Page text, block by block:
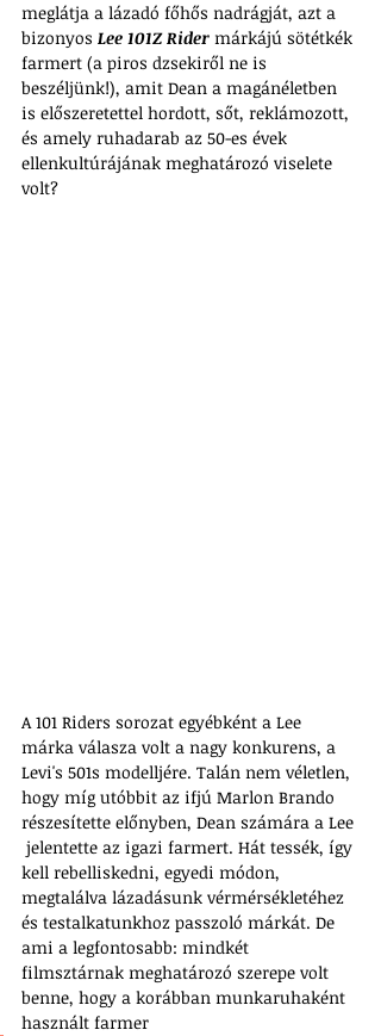
meglátja a lázadó főhős nadrágját, azt a
bizonyos Lee 101Z Rider márkájú sötétkék
farmert (a piros dzsekiről ne is
beszéljünk!), amit Dean a magánéletben
is előszeretettel hordott, sőt, reklámozott,
és amely ruhadarab az 50-es évek
ellenkultúrájának meghatározó viselete
volt?
A 101 Riders sorozat egyébként a Lee
márka válasza volt a nagy konkurens, a
Levi's 501s modelljére. Talán nem véletlen,
hogy míg utóbbit az ifjú Marlon Brando
részesítette előnyben, Dean számára a Lee
jelentette az igazi farmert. Hát tessék, így
kell rebelliskedni, egyedi módon,
megtalálva lázadásunk vérmérsékletéhez
és testalkatunkhoz passzoló márkát. De
ami a legfontosabb: mindkét
filmsztárnak meghatározó szerepe volt
benne, hogy a korábban munkaruhaként
használt farmer